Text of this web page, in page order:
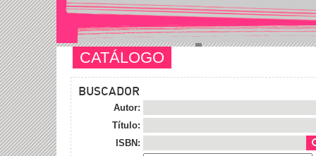
CATÁLOGO
BUSCADOR
Autor:
Título:
ISBN: